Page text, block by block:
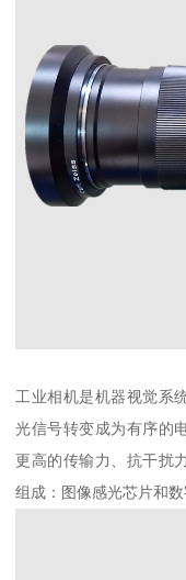
工业相机是机器视觉系
光信号转变成为有序的
更高的传输力、抗干扰
组成：图像感光芯片和数